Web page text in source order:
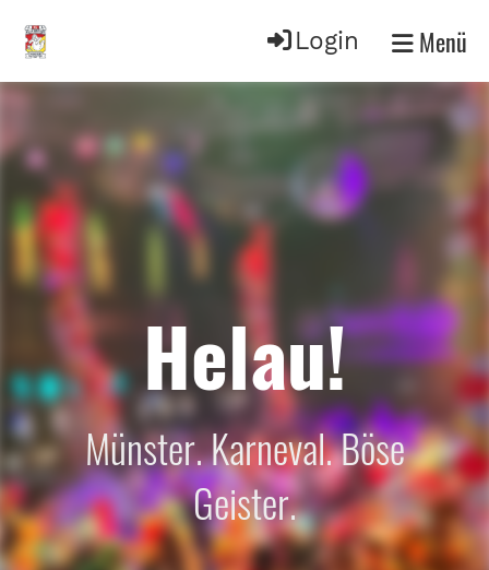
Login Menü
Helau!
Münster. Karneval. Böse
Geister.